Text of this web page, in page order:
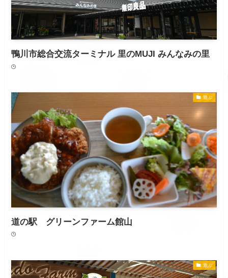
鴨川市総合交流ターミナル 里のMUJI みんなみの里
遊ぶ
道の駅 グリーンファーム館山
遊ぶ